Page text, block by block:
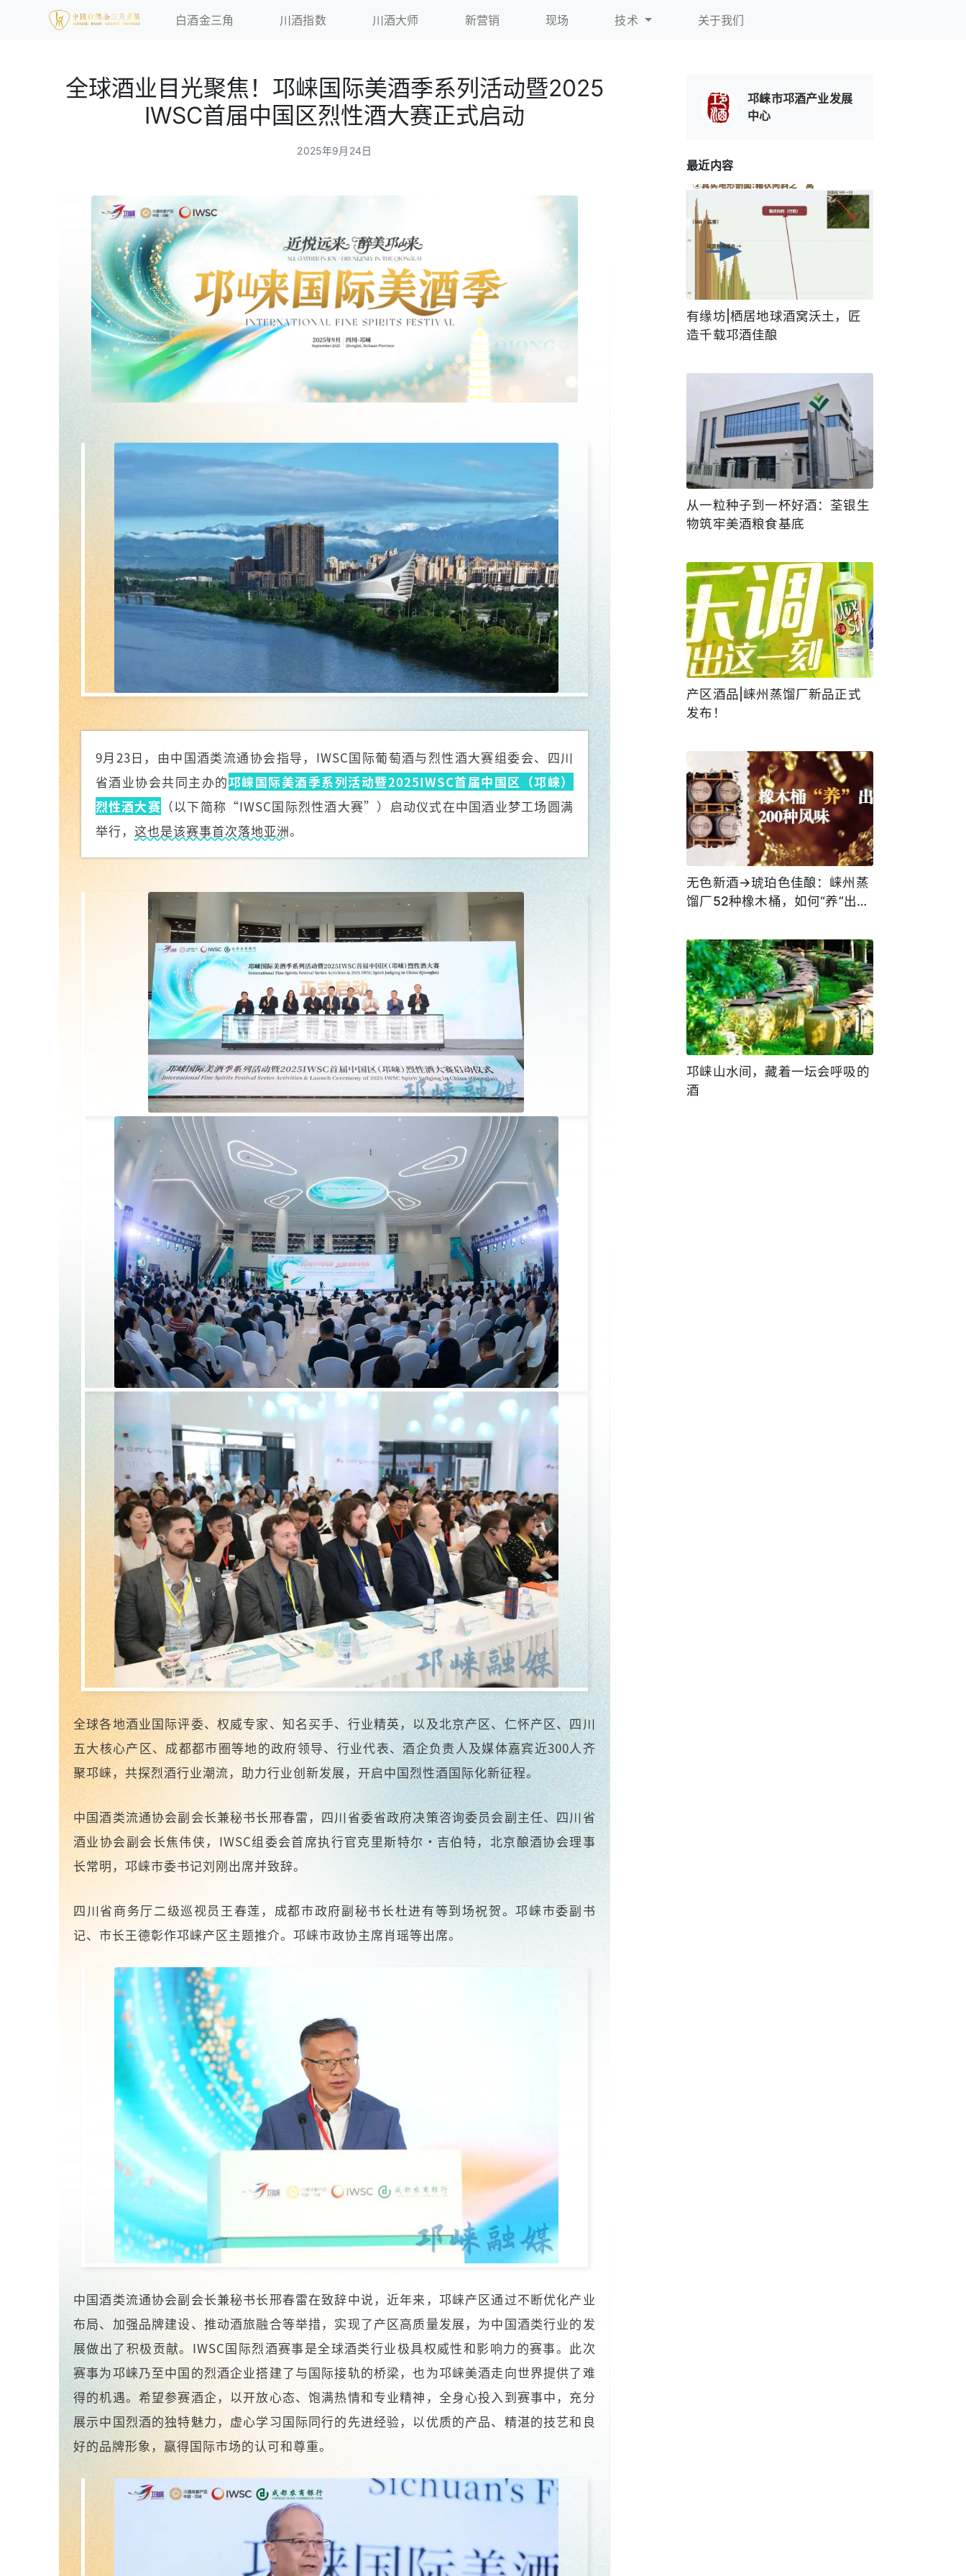
白酒金三角 川酒指数 川酒大师 新营销 现场 技术 关于我们
全球酒业目光聚焦！邛崃国际美酒季系列活动暨2025
IWSC首届中国区烈性酒大赛正式启动
2025年9月24日
9月23日，由中国酒类流通协会指导，IWSC国际葡萄酒与烈性酒大赛组委会、四川
省酒业协会共同主办的邛崃国际美酒季系列活动暨2025IWSC首届中国区（邛崃）
烈性酒大赛 （以下简称“IWSC国际烈性酒大赛”）启动仪式在中国酒业梦工场圆满
举行， 这也是该赛事首次落地亚洲。
全球各地酒业国际评委、权威专家、知名买手、行业精英，以及北京产区、仁怀产区、四川
五大核心产区、成都都市圈等地的政府领导、行业代表、酒企负责人及媒体嘉宾近300人齐
聚邛崃，共探烈酒行业潮流，助力行业创新发展，开启中国烈性酒国际化新征程。
中国酒类流通协会副会长兼秘书长邢春雷，四川省委省政府决策咨询委员会副主任、四川省
酒业协会副会长焦伟侠，IWSC组委会首席执行官克里斯特尔·吉伯特，北京酿酒协会理事
长常明，邛崃市委书记刘刚出席并致辞。
四川省商务厅二级巡视员王春莲，成都市政府副秘书长杜进有等到场祝贺。邛崃市委副书
记、市长王德彰作邛崃产区主题推介。邛崃市政协主席肖瑶等出席。
中国酒类流通协会副会长兼秘书长邢春雷在致辞中说，近年来，邛崃产区通过不断优化产业
布局、加强品牌建设、推动酒旅融合等举措，实现了产区高质量发展，为中国酒类行业的发
展做出了积极贡献。IWSC国际烈酒赛事是全球酒类行业极具权威性和影响力的赛事。此次
赛事为邛崃乃至中国的烈酒企业搭建了与国际接轨的桥梁，也为邛崃美酒走向世界提供了难
得的机遇。希望参赛酒企，以开放心态、饱满热情和专业精神，全身心投入到赛事中，充分
展示中国烈酒的独特魅力，虚心学习国际同行的先进经验，以优质的产品、精湛的技艺和良
好的品牌形象，赢得国际市场的认可和尊重。
邛崃市邛酒产业发展
中心
最近内容
有缘坊|栖居地球酒窝沃土，匠
造千载邛酒佳酿
从一粒种子到一杯好酒：荃银生
物筑牢美酒粮食基底
产区酒品|崃州蒸馏厂新品正式
发布！
无色新酒→琥珀色佳酿：崃州蒸
馏厂52种橡木桶，如何“养”出
邛崃山水间，藏着一坛会呼吸的
酒